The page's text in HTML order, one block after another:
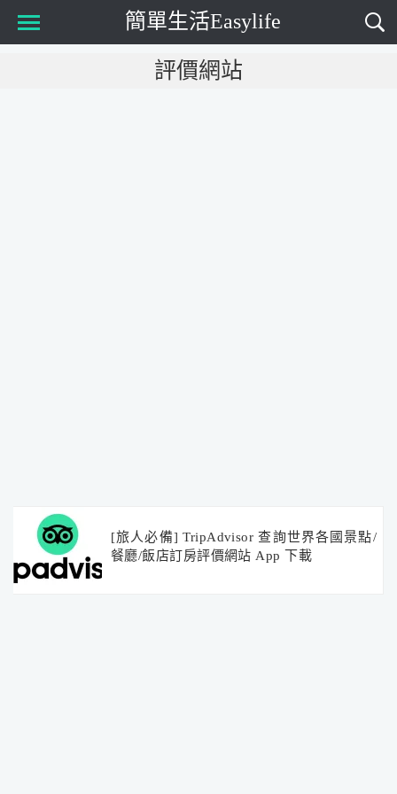
簡單生活Easylife
評價網站
[旅人必備] TripAdvisor 查詢世界各國景點/
餐廳/飯店訂房評價網站 App 下載